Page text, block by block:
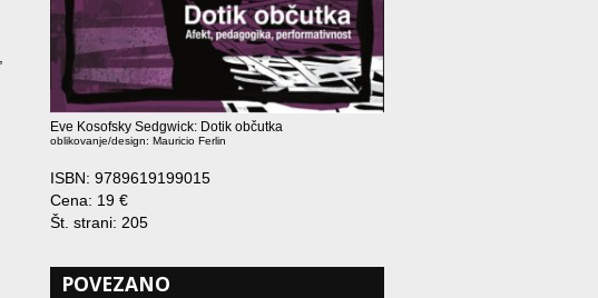
Eve Kosofsky Sedgwick: Dotik občutka
oblikovanje/design: Mauricio Ferlin
ISBN: 9789619199015
Cena: 19 €
Št. strani: 205
POVEZANO